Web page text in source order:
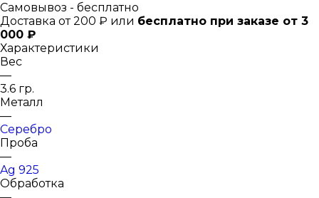
Самовывоз - бесплатно
Доставка от 200 ₽ или бесплатно при заказе от 3
000 ₽
Характеристики
Вес
—
3.6 гр.
Металл
—
Серебро
Проба
—
Ag 925
Обработка